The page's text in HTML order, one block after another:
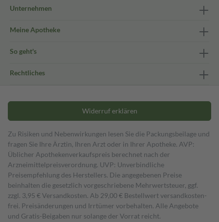
Unternehmen
Meine Apotheke
So geht's
Rechtliches
Widerruf erklären
Zu Risiken und Nebenwirkungen lesen Sie die Packungsbeilage und
fragen Sie Ihre Ärztin, Ihren Arzt oder in Ihrer Apotheke. AVP:
Üblicher Apothekenverkaufspreis berechnet nach der
Arzneimittelpreisverordnung. UVP: Unverbindliche
Preisempfehlung des Herstellers. Die angegebenen Preise
beinhalten die gesetzlich vorgeschriebene Mehrwertsteuer, ggf.
zzgl. 3,95 € Versandkosten. Ab 29,00 € Bestell­wert versand­kosten­
frei. Preisänderungen und Irrtümer vorbehalten. Alle Angebote
und Gratis-Beigaben nur solange der Vorrat reicht.